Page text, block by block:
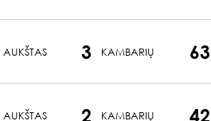
AUKŠTAS 3 KAMBARIŲ
AUKŠTAS 2 KAMBARIŲ